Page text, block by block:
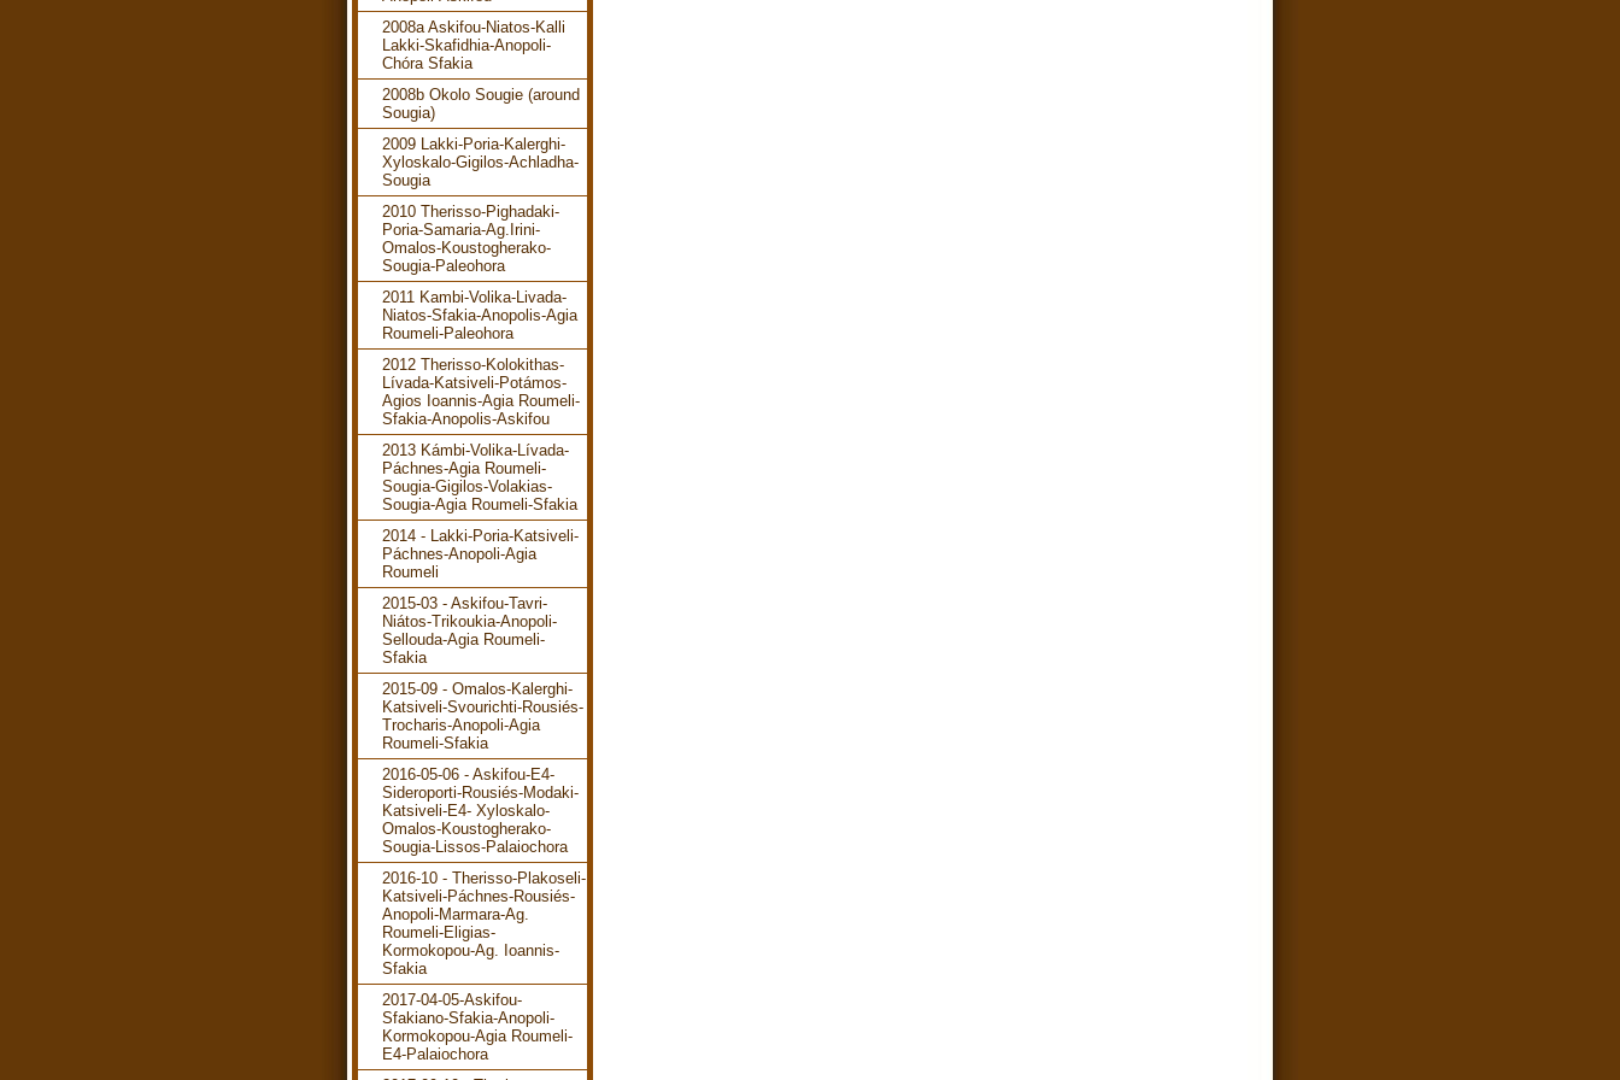
2008a Askifou-Niatos-Kalli
Lakki-Skafidhia-Anopoli-
Chóra Sfakia
2008b Okolo Sougie (around
Sougia)
2009 Lakki-Poria-Kalerghi-
Xyloskalo-Gigilos-Achladha-
Sougia
2010 Therisso-Pighadaki-
Poria-Samaria-Ag.Irini-
Omalos-Koustogherako-
Sougia-Paleohora
2011 Kambi-Volika-Livada-
Niatos-Sfakia-Anopolis-Agia
Roumeli-Paleohora
2012 Therisso-Kolokithas-
Lívada-Katsiveli-Potámos-
Agios Ioannis-Agia Roumeli-
Sfakia-Anopolis-Askifou
2013 Kámbi-Volika-Lívada-
Páchnes-Agia Roumeli-
Sougia-Gigilos-Volakias-
Sougia-Agia Roumeli-Sfakia
2014 - Lakki-Poria-Katsiveli-
Páchnes-Anopoli-Agia
Roumeli
2015-03 - Askifou-Tavri-
Niátos-Trikoukia-Anopoli-
Sellouda-Agia Roumeli-
Sfakia
2015-09 - Omalos-Kalerghi-
Katsiveli-Svourichti-Rousiés-
Trocharis-Anopoli-Agia
Roumeli-Sfakia
2016-05-06 - Askifou-E4-
Sideroporti-Rousiés-Modaki-
Katsiveli-E4- Xyloskalo-
Omalos-Koustogherako-
Sougia-Lissos-Palaiochora
2016-10 - Therisso-Plakoseli-
Katsiveli-Páchnes-Rousiés-
Anopoli-Marmara-Ag.
Roumeli-Eligias-
Kormokopou-Ag. Ioannis-
Sfakia
2017-04-05-Askifou-
Sfakiano-Sfakia-Anopoli-
Kormokopou-Agia Roumeli-
E4-Palaiochora